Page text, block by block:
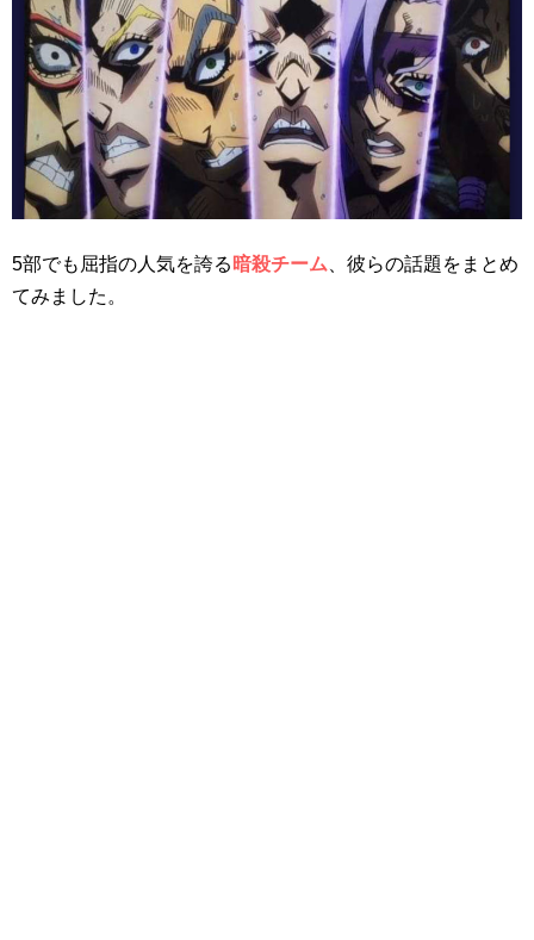
5部でも屈指の人気を誇る 暗殺チーム 、彼らの話題をまとめ
てみました。